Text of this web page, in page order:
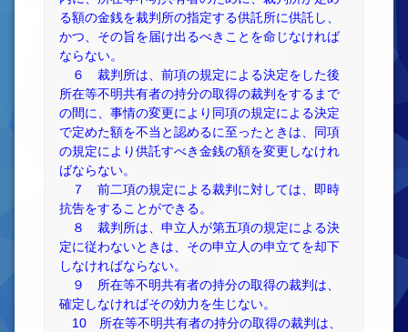
る額の金銭を裁判所の指定する供託所に供託し、
かつ、その旨を届け出るべきことを命じなければ
ならない。
６ 裁判所は、前項の規定による決定をした後
所在等不明共有者の持分の取得の裁判をするまで
の間に、事情の変更により同項の規定による決定
で定めた額を不当と認めるに至ったときは、同項
の規定により供託すべき金銭の額を変更しなけれ
ばならない。
７ 前二項の規定による裁判に対しては、即時
抗告をすることができる。
８ 裁判所は、申立人が第五項の規定による決
定に従わないときは、その申立人の申立てを却下
しなければならない。
９ 所在等不明共有者の持分の取得の裁判は、
確定しなければその効力を生じない。
10 所在等不明共有者の持分の取得の裁判は、